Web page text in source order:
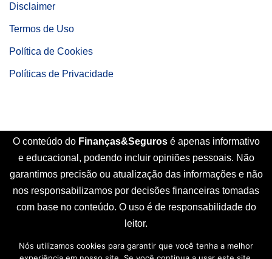
Disclaimer
Termos de Uso
Política de Cookies
Políticas de Privacidade
O conteúdo do Finanças&Seguros é apenas informativo
e educacional, podendo incluir opiniões pessoais. Não
garantimos precisão ou atualização das informações e não
nos responsabilizamos por decisões financeiras tomadas
com base no conteúdo. O uso é de responsabilidade do
leitor.
Início Sobre Nós Contato
Disclaimer
Nós utilizamos cookies para garantir que você tenha a melhor